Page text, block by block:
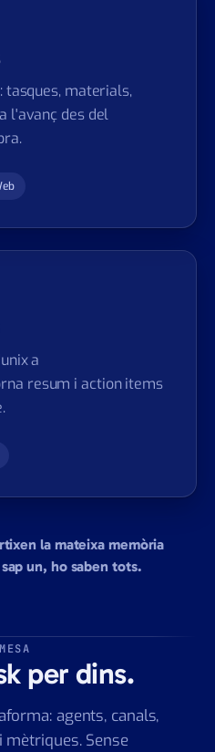
tasques, materials,
l'avanç des del
a
resum i action items
la mateixa memòria
un, ho saben tots.
per dins.
agents, canals,
mètriques. Sense